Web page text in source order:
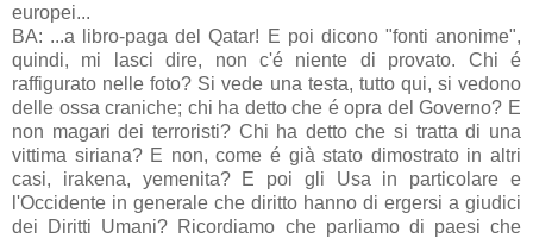
europei...
BA: ...a libro-paga del Qatar! E poi dicono "fonti anonime",
quindi, mi lasci dire, non c'é niente di provato. Chi é
raffigurato nelle foto? Si vede una testa, tutto qui, si vedono
delle ossa craniche; chi ha detto che é opra del Governo? E
non magari dei terroristi? Chi ha detto che si tratta di una
vittima siriana? E non, come é già stato dimostrato in altri
casi, irakena, yemenita? E poi gli Usa in particolare e
l'Occidente in generale che diritto hanno di ergersi a giudici
dei Diritti Umani? Ricordiamo che parliamo di paesi che